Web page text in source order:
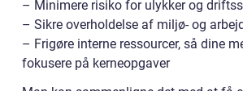
– Minimere risiko for ulykker og
– Sikre overholdelse af miljø- og
– Frigøre interne ressourcer, så dine
fokusere på kerneopgaver